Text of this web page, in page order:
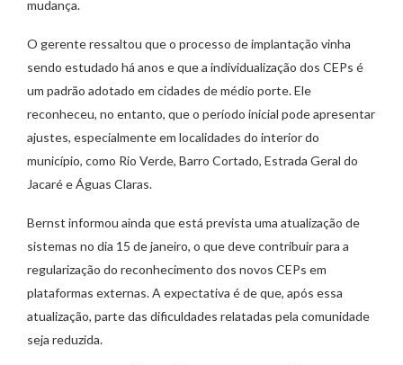
mudança.
O gerente ressaltou que o processo de implantação vinha
sendo estudado há anos e que a individualização dos CEPs é
um padrão adotado em cidades de médio porte. Ele
reconheceu, no entanto, que o período inicial pode apresentar
ajustes, especialmente em localidades do interior do
município, como Rio Verde, Barro Cortado, Estrada Geral do
Jacaré e Águas Claras.
Bernst informou ainda que está prevista uma atualização de
sistemas no dia 15 de janeiro, o que deve contribuir para a
regularização do reconhecimento dos novos CEPs em
plataformas externas. A expectativa é de que, após essa
atualização, parte das dificuldades relatadas pela comunidade
seja reduzida.